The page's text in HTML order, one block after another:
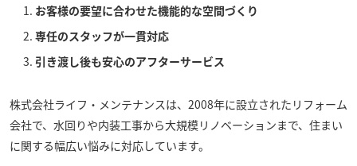
お客様の要望に合わせた機能的な空間づくり
専任のスタッフが一貫対応
引き渡し後も安心のアフターサービス
株式会社ライフ・メンテナンスは、2008年に設立されたリフォーム
会社で、水回りや内装工事から大規模リノベーションまで、住まい
に関する幅広い悩みに対応しています。